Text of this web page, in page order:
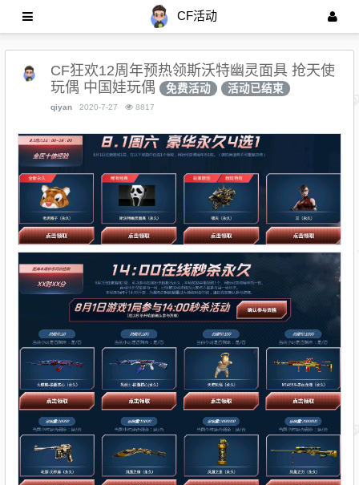
CF活动
CF狂欢12周年预热领斯沃特幽灵面具 抢天使
玩偶 中国娃玩偶
免费活动 活动已结束
qiyan 2020-7-27 8817